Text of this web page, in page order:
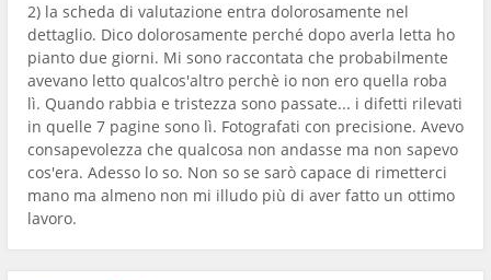
2) la scheda di valutazione entra dolorosamente nel
dettaglio. Dico dolorosamente perché dopo averla letta ho
pianto due giorni. Mi sono raccontata che probabilmente
avevano letto qualcos'altro perchè io non ero quella roba
lì. Quando rabbia e tristezza sono passate... i difetti rilevati
in quelle 7 pagine sono lì. Fotografati con precisione. Avevo
consapevolezza che qualcosa non andasse ma non sapevo
cos'era. Adesso lo so. Non so se sarò capace di rimetterci
mano ma almeno non mi illudo più di aver fatto un ottimo
lavoro.